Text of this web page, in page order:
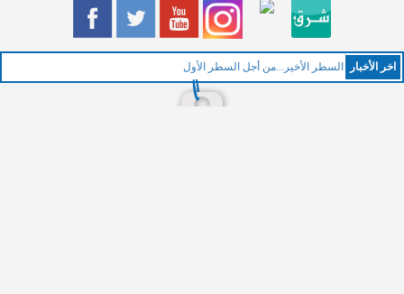
اخر اﻷخبار السطر الأخير...من أجل السطر الأول